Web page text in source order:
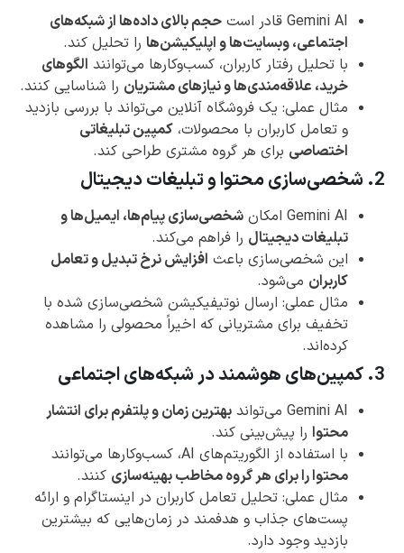
Gemini AI قادر است
حجم بالای داده‌ها از شبکه‌های
اجتماعی، وبسایت‌ها و اپلیکیشن‌ها را تحلیل کند.
با تحلیل رفتار کاربران، کسب‌وکارها می‌توانند الگوهای
خرید، علاقه‌مندی‌ها و نیازهای مشتریان را شناسایی کنند.
مثال عملی: یک فروشگاه آنلاین می‌تواند با بررسی بازدید
و تعامل کاربران با محصولات، کمپین تبلیغاتی
اختصاصی برای هر گروه مشتری طراحی کند.
2. شخصی‌سازی محتوا و تبلیغات دیجیتال
Gemini AI امکان
شخصی‌سازی پیام‌ها، ایمیل‌ها و
تبلیغات دیجیتال را فراهم می‌کند.
این شخصی‌سازی باعث افزایش نرخ تبدیل و تعامل
کاربران می‌شود.
مثال عملی: ارسال نوتیفیکیشن شخصی‌سازی شده با
تخفیف برای مشتریانی که اخیراً محصولی را مشاهده
کرده‌اند.
3. کمپین‌های هوشمند در شبکه‌های اجتماعی
Gemini AI می‌تواند
بهترین زمان و پلتفرم برای انتشار
محتوا را پیش‌بینی کند.
با استفاده از الگوریتم‌های AI، کسب‌وکارها می‌توانند
محتوا را برای هر گروه مخاطب بهینه‌سازی کنند.
مثال عملی: تحلیل تعامل کاربران در اینستاگرام و ارائه
پست‌های جذاب و هدفمند در زمان‌هایی که بیشترین
بازدید وجود دارد.